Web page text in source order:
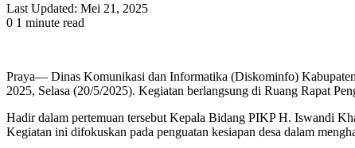
Last Updated: Mei 21, 2025
0 1 minute read
Praya— Dinas Komunikasi dan Informatika (Diskominfo)
2025, Selasa (20/5/2025). Kegiatan berlangsung di Ruang Rapat
Hadir dalam pertemuan tersebut Kepala Bidang PIKP H. Iswandi
Kegiatan ini difokuskan pada penguatan kesiapan desa dalam